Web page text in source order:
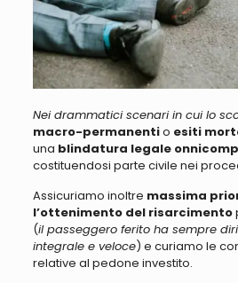
Nei drammatici scenari in cui lo
macro-permanentio esiti
una blindatura legale
costituendosi parte civile nei
Assicuriamo inoltre massima
l’ottenimento del risarcimento
(il passeggero ferito ha sempre
integrale e veloce) e curiamo le
relative al pedone investito.